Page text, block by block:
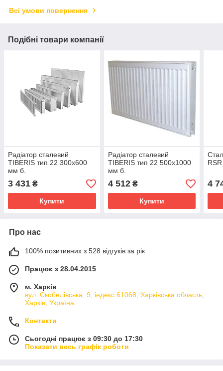
Всі умови повернення
Подібні товари компанії
Радіатор сталевий
TIBERIS тип 22 300х600
мм б.
3 431 ₴
Купити
Радіатор сталевий
TIBERIS тип 22 500х1000
мм б.
4 512₴
Купити
4
Про нас
100% позитивних з 528 відгуків за рік
Працює з 28.04.2015
м. Харків
вул. Скобелівська, 9, індекс 61068, Харківська область,
Харків, Україна
Контакти
Сьогодні працює з 09:30 до 17:30
Показати весь графік роботи